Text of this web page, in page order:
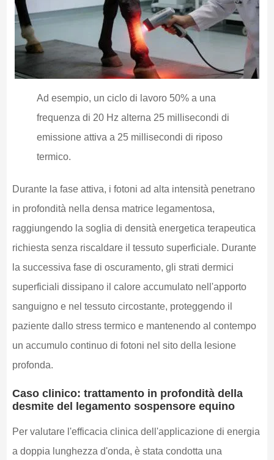
Ad esempio, un ciclo di lavoro 50% a una
frequenza di 20 Hz alterna 25 millisecondi di
emissione attiva a 25 millisecondi di riposo
termico.
Durante la fase attiva, i fotoni ad alta intensità penetrano
in profondità nella densa matrice legamentosa,
raggiungendo la soglia di densità energetica terapeutica
richiesta senza riscaldare il tessuto superficiale. Durante
la successiva fase di oscuramento, gli strati dermici
superficiali dissipano il calore accumulato nell'apporto
sanguigno e nel tessuto circostante, proteggendo il
paziente dallo stress termico e mantenendo al contempo
un accumulo continuo di fotoni nel sito della lesione
profonda.
Caso clinico: trattamento in profondità della
desmite del legamento sospensore equino
Per valutare l'efficacia clinica dell'applicazione di energia
a doppia lunghezza d'onda, è stata condotta una